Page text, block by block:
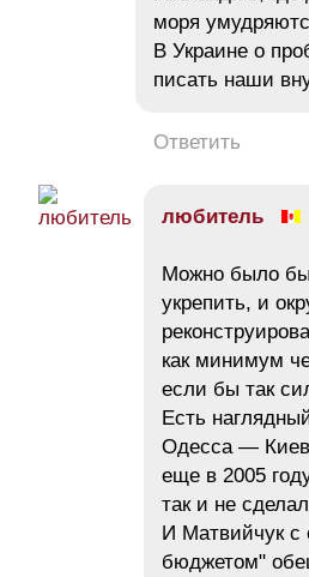
моря
В Украине о
писать наши
Ответить
любитель
Можно было
укрепить, и
как минимум
если бы так
Есть
Одесса — Киев
еще в 2005
так и не
И Матвийчук с
бюджетом"